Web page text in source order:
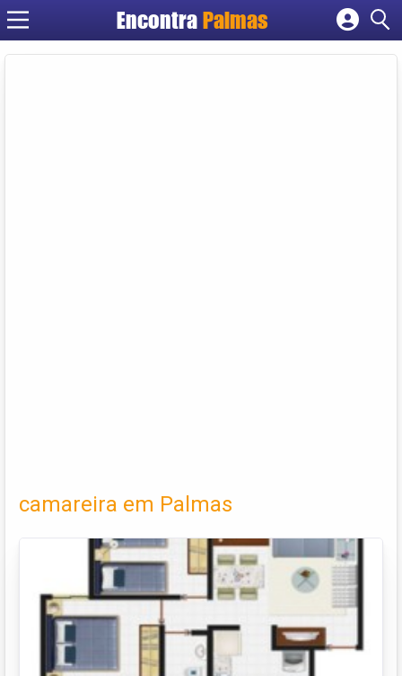
Encontra Palmas
Cadastrar empresa
camareira em Palmas